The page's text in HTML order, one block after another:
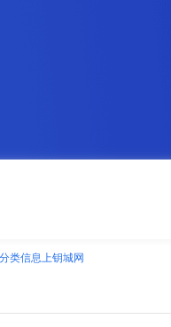
类信息上钥城网